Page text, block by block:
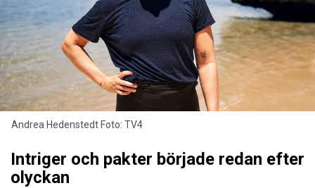
Andrea Hedenstedt Foto: TV4
Intriger och pakter började redan efter
olyckan